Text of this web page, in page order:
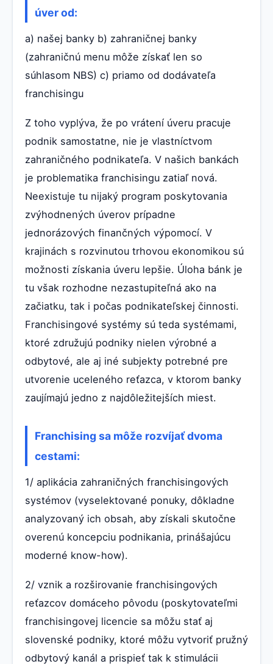
úver od:
a) našej banky b) zahraničnej banky
(zahraničnú menu môže získať len so
súhlasom NBS) c) priamo od dodávateľa
franchisingu
Z toho vyplýva, že po vrátení úveru pracuje
podnik samostatne, nie je vlastníctvom
zahraničného podnikateľa. V našich bankách
je problematika franchisingu zatiaľ nová.
Neexistuje tu nijaký program poskytovania
zvýhodnených úverov prípadne
jednorázových finančných výpomocí. V
krajinách s rozvinutou trhovou ekonomikou sú
možnosti získania úveru lepšie. Úloha bánk je
tu však rozhodne nezastupiteľná ako na
začiatku, tak i počas podnikateľskej činnosti.
Franchisingové systémy sú teda systémami,
ktoré združujú podniky nielen výrobné a
odbytové, ale aj iné subjekty potrebné pre
utvorenie uceleného reťazca, v ktorom banky
zaujímajú jedno z najdôležitejších miest.
Franchising sa môže rozvíjať dvoma
cestami:
1/ aplikácia zahraničných franchisingových
systémov (vyselektované ponuky, dôkladne
analyzovaný ich obsah, aby získali skutočne
overenú koncepciu podnikania, prinášajúcu
moderné know-how).
2/ vznik a rozširovanie franchisingových
reťazcov domáceho pôvodu (poskytovateľmi
franchisingovej licencie sa môžu stať aj
slovenské podniky, ktoré môžu vytvoriť pružný
odbytový kanál a prispieť tak k stimulácii